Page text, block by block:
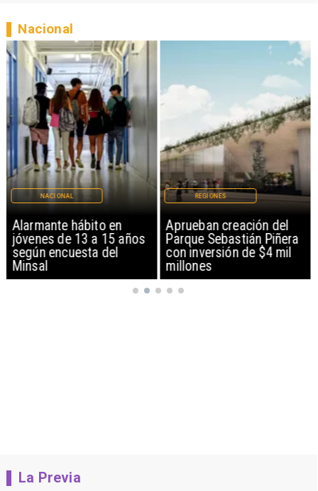
Alarmante hábito en
jóvenes de 13 a 15 años
según encuesta del
Minsal
NACIONAL
Aprueban creación del
Parque Sebastián Piñera
con inversión de $4 mil
millones
REGIONES
Nacional
La Previa